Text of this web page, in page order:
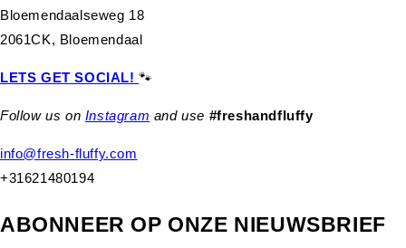
Bloemendaalseweg 18
2061CK, Bloemendaal
LETS GET SOCIAL!🐾
Follow us on Instagram and use #freshandfluffy
info@fresh-fluffy.com
+31621480194
ABONNEER OP ONZE NIEUWSBRIEF